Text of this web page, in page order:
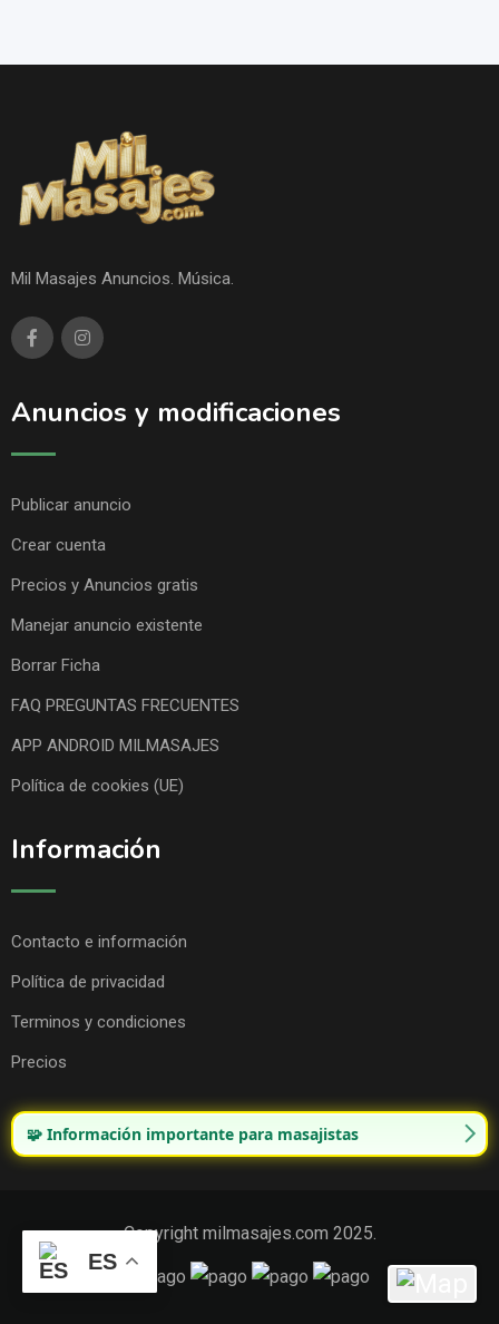
Mil Masajes Anuncios. Música.
Anuncios y modificaciones
Publicar anuncio
Crear cuenta
Precios y Anuncios gratis
Manejar anuncio existente
Borrar Ficha
FAQ PREGUNTAS FRECUENTES
APP ANDROID MILMASAJES
Política de cookies (UE)
Información
Contacto e información
Política de privacidad
Terminos y condiciones
Precios
🧩 Información importante para masajistas
Copyright milmasajes.com 2025.
ES